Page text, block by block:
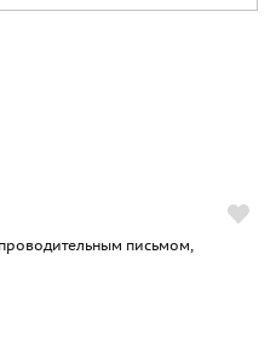
письмом,